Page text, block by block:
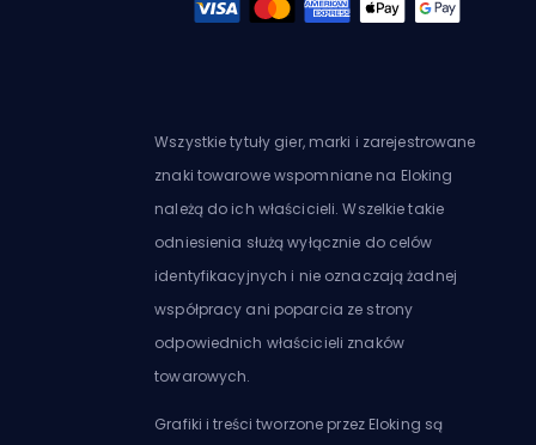
Wszystkie tytuły gier, marki i zarejestrowane
znaki towarowe wspomniane na Eloking
należą do ich właścicieli. Wszelkie takie
odniesienia służą wyłącznie do celów
identyfikacyjnych i nie oznaczają żadnej
współpracy ani poparcia ze strony
odpowiednich właścicieli znaków
towarowych.
Grafiki i treści tworzone przez Eloking są